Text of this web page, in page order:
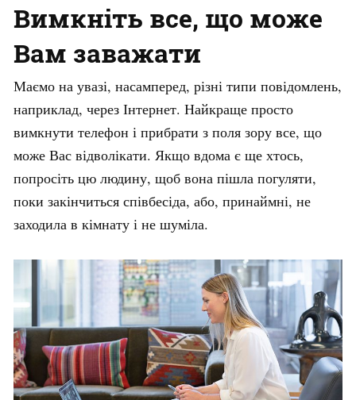
Вимкніть все, що може
Вам заважати
Маємо на увазі, насамперед, різні типи повідомлень,
наприклад, через Інтернет. Найкраще просто
вимкнути телефон і прибрати з поля зору все, що
може Вас відволікати. Якщо вдома є ще хтось,
попросіть цю людину, щоб вона пішла погуляти,
поки закінчиться співбесіда, або, принаймні, не
заходила в кімнату і не шуміла.